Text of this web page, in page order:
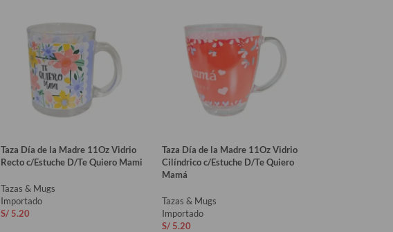
Taza Día de la Madre 11Oz Vidrio
Recto c/Estuche D/Te Quiero Mami
Tazas & Mugs
Importado
S/ 5.20
Taza Día de la Madre 11Oz Vidrio
Cilíndrico c/Estuche D/Te Quiero
Mamá
Tazas & Mugs
Importado
S/5.20